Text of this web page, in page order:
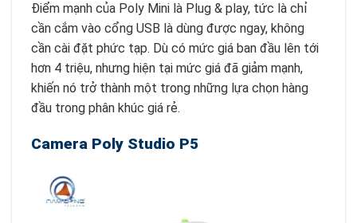
Điểm mạnh của Poly Mini là Plug & play, tức là chỉ
cần cắm vào cổng USB là dùng được ngay, không
cần cài đặt phức tạp. Dù có mức giá ban đầu lên tới
hơn 4 triệu, nhưng hiện tại mức giá đã giảm mạnh,
khiến nó trở thành một trong những lựa chọn hàng
đầu trong phân khúc giá rẻ.
Camera Poly Studio P5